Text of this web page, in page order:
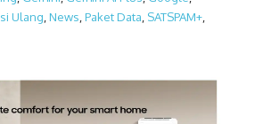
Ulang News Paket Data SATSPAM+